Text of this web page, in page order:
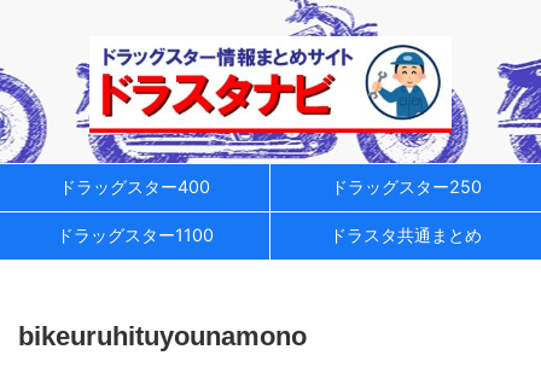
ドラッグスター400 ドラッグスター250
ドラッグスター1100 ドラスタ共通まとめ
bikeuruhituyounamono